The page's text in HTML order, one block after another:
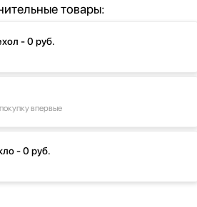
товары:
- 0 руб.
впервые
- 0 руб.